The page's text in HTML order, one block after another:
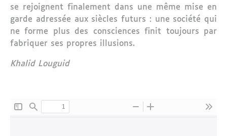
se rejoignent finalement dans une même mise en
garde adressée aux siècles futurs : une société qui
ne forme plus des consciences finit toujours par
fabriquer ses propres illusions.
Khalid Louguid